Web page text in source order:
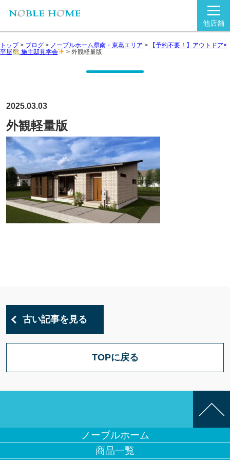
他店舗
トップ> ブログ > ノーブルホーム県南・東葛エリア >
【予約不要！】アウトドア×
平屋
施主邸見学会 >外観軽量版
2025.03.03
外観軽量版
古い記事を見る
TOPに戻る
ノーブルホーム
商品一覧